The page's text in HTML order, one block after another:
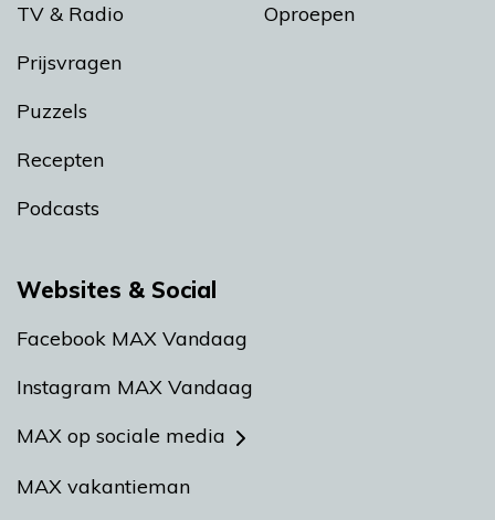
TV & Radio
Prijsvragen
Puzzels
Recepten
Podcasts
Oproepen
Websites & Social
Facebook MAX Vandaag
Instagram MAX Vandaag
MAX op sociale media
MAX vakantieman